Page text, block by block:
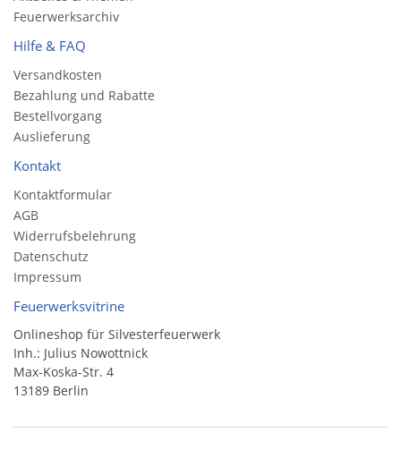
Feuerwerksarchiv
Hilfe & FAQ
Versandkosten
Bezahlung und Rabatte
Bestellvorgang
Auslieferung
Kontakt
Kontaktformular
AGB
Widerrufsbelehrung
Datenschutz
Impressum
Feuerwerksvitrine
Onlineshop für Silvesterfeuerwerk
Inh.: Julius Nowottnick
Max-Koska-Str. 4
13189 Berlin